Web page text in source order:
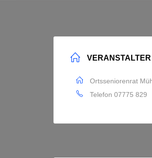
VERANSTALTER
Ortsseniorenrat
Telefon 07775 829